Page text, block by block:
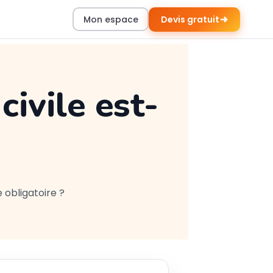
Mon espace Devis gratuit
est-
obligatoire ?